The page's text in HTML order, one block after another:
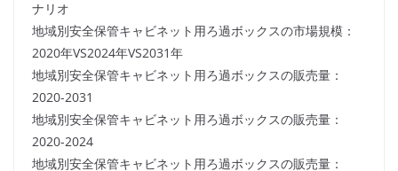
ナリオ
地域別安全保管キャビネット用ろ過ボックスの市場規模：
2020年VS2024年VS2031年
地域別安全保管キャビネット用ろ過ボックスの販売量：
2020-2031
地域別安全保管キャビネット用ろ過ボックスの販売量：
2020-2024
地域別安全保管キャビネット用ろ過ボックスの販売量：